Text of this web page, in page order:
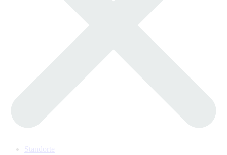
Standorte